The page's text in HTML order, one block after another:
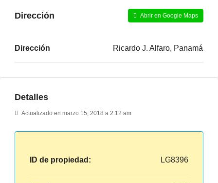
Dirección Abrir en Google Maps
Dirección Ricardo J. Alfaro, Panamá
Detalles
Actualizado en marzo 15, 2018 a 2:12 am
ID de propiedad: LG8396